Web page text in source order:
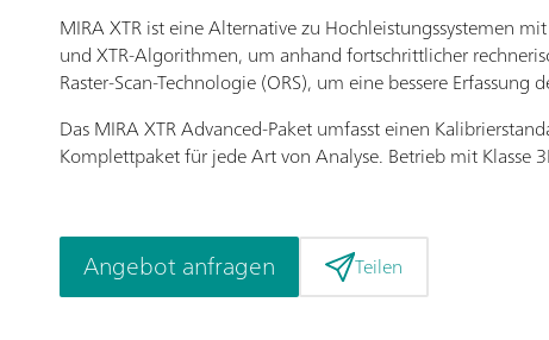
MIRA XTR ist eine Alternative zu Hochleistungssystemen
und XTR-Algorithmen, um anhand fortschrittlicher
Raster-Scan-Technologie (ORS), um eine bessere
Das MIRA XTR Advanced-Paket umfasst einen
Komplettpaket für jede Art von Analyse. Betrieb mit
Angebot anfragen Teilen